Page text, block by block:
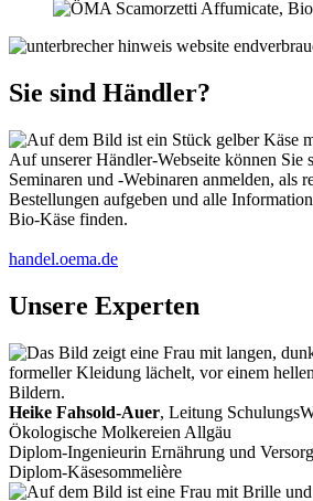
Sie sind Händler?
Auf unserer Händler-Webseite können Sie
Seminaren und -Webinaren anmelden, als
Bestellungen aufgeben und alle
Bio-Käse finden.
handel.oema.de
Unsere Experten
Heike Fahsold-Auer, Leitung
Ökologische Molkereien Allgäu
Diplom-Ingenieurin Ernährung und
Diplom-Käsesommelière